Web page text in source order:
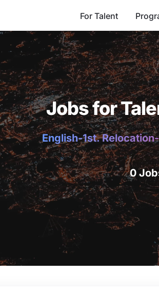
For Talent
Jobs for
English-1st.
0